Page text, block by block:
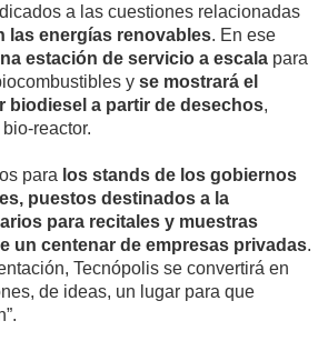
a las cuestiones relacionadas
las energías renovables. En ese
estación de servicio a escala para
y se mostrará el
biodiesel a partir de desechos,
reactor.
para los stands de los gobiernos
puestos destinados a la
para recitales y muestras
un centenar de empresas privadas.
Tecnópolis se convertirá en
de ideas, un lugar para que